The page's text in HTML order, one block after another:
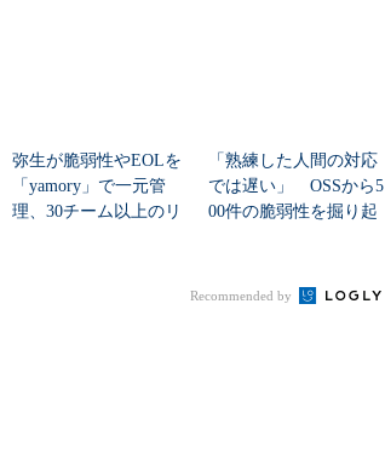
弥生が脆弱性やEOLを
「yamory」で一元管
理、30チーム以上のリ
「熟練した人間の対応
では遅い」 OSSから5
00件の脆弱性を掘り起
Recommended by